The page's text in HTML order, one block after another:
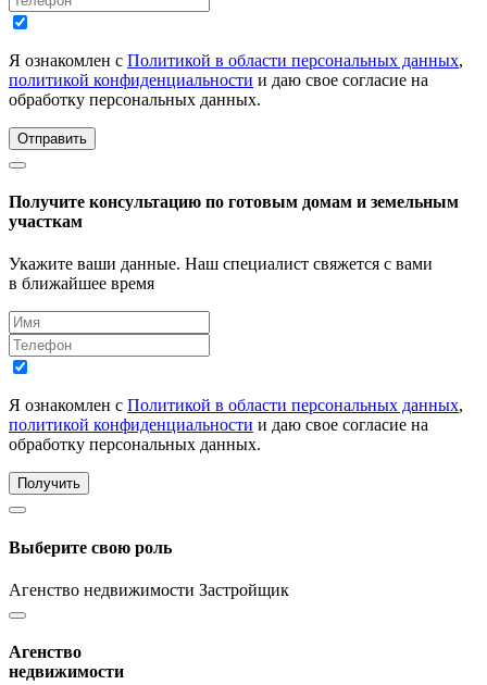
Я ознакомлен с Политикой в области персональных данных,
политикой конфиденциальности и даю свое согласие на
обработку персональных данных.
Отправить
Получите консультацию по готовым домам и земельным
участкам
Укажите ваши данные. Наш специалист свяжется с вами
в ближайшее время
Я ознакомлен с Политикой в области персональных данных,
политикой конфиденциальности и даю свое согласие на
обработку персональных данных.
Получить
Выберите свою роль
Агенство недвижимости Застройщик
Агенство
недвижимости